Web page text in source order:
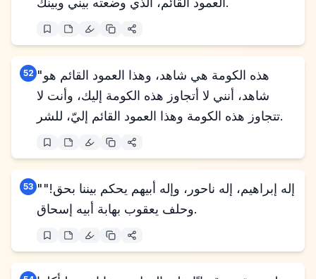
52 "هذه الكومة هي شاهد، وهذا العمود القائم هو
شاهد، أنني لا أتجاوز هذه الكومة إليك، وأنت لا
تتجاوز هذه الكومة وهذا العمود القائم إليّ، للشر.
53 "إله إبراهيم، إله ناحور، وإله أبيهم يحكم بيننا بحق!"
وحلف يعقوب بهابة أبيه إسحاق.